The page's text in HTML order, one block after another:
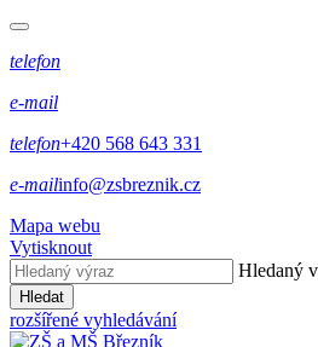
telefon
e-mail
telefon+420 568 643 331
e-mailinfo@zsbreznik.cz
Mapa webu
Vytisknout
Hledaný
Hledat
rozšířené vyhledávání